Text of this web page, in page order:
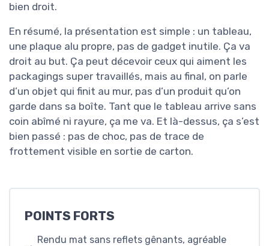
bien droit.
En résumé, la présentation est simple : un tableau,
une plaque alu propre, pas de gadget inutile. Ça va
droit au but. Ça peut décevoir ceux qui aiment les
packagings super travaillés, mais au final, on parle
d’un objet qui finit au mur, pas d’un produit qu’on
garde dans sa boîte. Tant que le tableau arrive sans
coin abîmé ni rayure, ça me va. Et là-dessus, ça s’est
bien passé : pas de choc, pas de trace de
frottement visible en sortie de carton.
POINTS FORTS
Rendu mat sans reflets gênants, agréable